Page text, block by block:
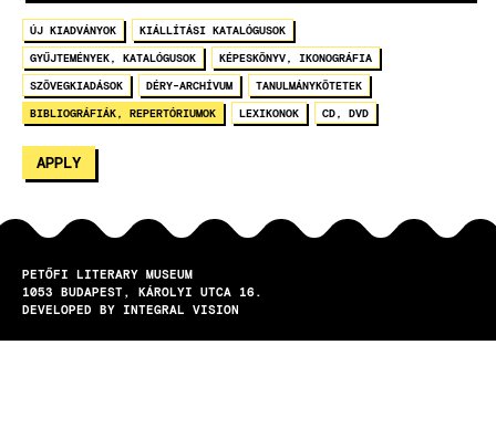
ÚJ KIADVÁNYOK KIÁLLÍTÁSI KATALÓGUSOK
GYŰJTEMÉNYEK, KATALÓGUSOK KÉPESKÖNYV, IKONOGRÁFIA
SZÖVEGKIADÁSOK DÉRY-ARCHÍVUM TANULMÁNYKÖTETEK
BIBLIOGRÁFIÁK, REPERTÓRIUMOK LEXIKONOK CD, DVD
PETŐFI LITERARY MUSEUM
1053
BUDAPEST
KÁROLYI UTCA 16.
DEVELOPED BY INTEGRAL VISION